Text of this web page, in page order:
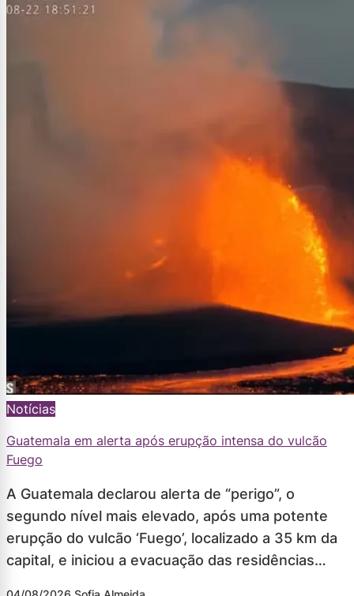
Notícias
Guatemala em alerta após erupção intensa do vulcão
Fuego
A Guatemala declarou alerta de “perigo”, o
segundo nível mais elevado, após uma potente
erupção do vulcão ‘Fuego’, localizado a 35 km da
capital, e iniciou a evacuação das residências…